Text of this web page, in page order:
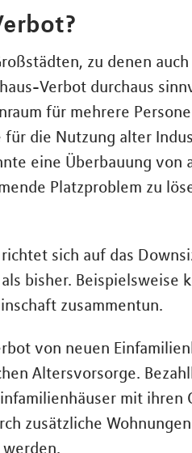
zu denen
Verbot durchaus
für mehrere
die Nutzung alter
eine Überbauung von
Platzproblem zu
sich auf das
bisher. Beispielsweise
zusammentun.
von neuen
Altersvorsorge.
mit ihren
zusätzliche